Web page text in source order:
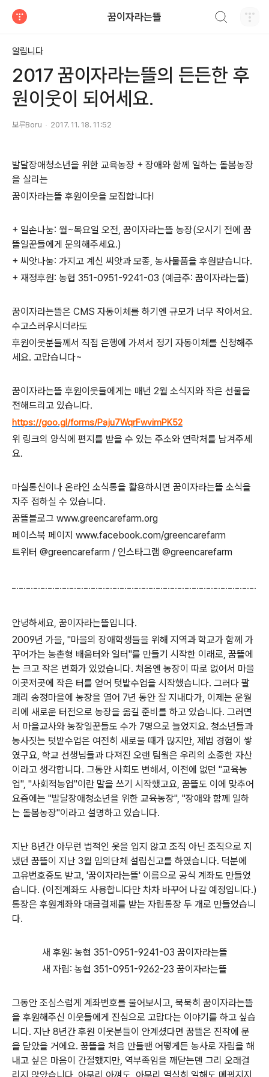
꿈이자라는뜰
알립니다
2017 꿈이자라는뜰의 든든한 후
원이웃이 되어세요.
보루Boru 2017. 11. 18. 11:52
발달장애청소년을 위한 교육농장 + 장애와 함께 일하는 돌봄농장
을 살리는
꿈이자라는뜰 후원이웃을 모집합니다!
+ 일손나눔: 월~목요일 오전, 꿈이자라는뜰 농장(오시기 전에 꿈
뜰일꾼들에게 문의해주세요.)
+ 씨앗나눔: 가지고 계신 씨앗과 모종, 농사물품을 후원받습니다.
+ 재정후원: 농협 351-0951-9241-03 (예금주: 꿈이자라는뜰)
꿈이자라는뜰은 CMS 자동이체를 하기엔 규모가 너무 작아서요.
수고스러우시더라도
후원이웃분들께서 직접 은행에 가셔서 정기 자동이체를 신청해주
세요. 고맙습니다~
꿈이자라는뜰 후원이웃들에게는 매년 2월 소식지와 작은 선물을
전해드리고 있습니다.
https://goo.gl/forms/Paju7WqrFwvimPK52
위 링크의 양식에 편지를 받을 수 있는 주소와 연락처를 남겨주세
요.
마실통신이나 온라인 소식통을 활용하시면 꿈이자라는뜰 소식을
자주 접하실 수 있습니다.
꿈뜰블로그 www.greencarefarm.org
페이스북 페이지 www.facebook.com/greencarefarm
트위터 @greencarefarm / 인스타그램 @greencarefarm
안녕하세요, 꿈이자라는뜰입니다.
2009년 가을, "마을의 장애학생들을 위해 지역과 학교가 함께 가
꾸어가는 농촌형 배움터와 일터"를 만들기 시작한 이래로, 꿈뜰에
는 크고 작은 변화가 있었습니다. 처음엔 농장이 따로 없어서 마을
이곳저곳에 작은 터를 얻어 텃밭수업을 시작했습니다. 그러다 팔
괘리 송정마을에 농장을 열어 7년 동안 잘 지내다가, 이제는 운월
리에 새로운 터전으로 농장을 옮길 준비를 하고 있습니다. 그러면
서 마을교사와 농장일꾼들도 수가 7명으로 늘었지요. 청소년들과
농사짓는 텃밭수업은 여전히 새로울 때가 많지만, 제법 경험이 쌓
였구요, 학교 선생님들과 다져진 오랜 팀웤은 우리의 소중한 자산
이라고 생각합니다. 그동안 사회도 변해서, 이전에 없던 "교육농
업", "사회적농업"이란 말을 쓰기 시작했고요, 꿈뜰도 이에 맞추어
요즘에는 "발달장애청소년을 위한 교육농장", "장애와 함께 일하
는 돌봄농장"이라고 설명하고 있습니다.
지난 8년간 아무런 법적인 옷을 입지 않고 조직 아닌 조직으로 지
냈던 꿈뜰이 지난 3월 임의단체 설립신고를 하였습니다. 덕분에
고유번호증도 받고, '꿈이자라는뜰' 이름으로 공식 계좌도 만들었
습니다. (이전계좌도 사용합니다만 차차 바꾸어 나갈 예정입니다.)
통장은 후원계좌와 대금결제를 받는 자립통장 두 개로 만들었습니
다.
새 후원: 농협 351-0951-9241-03 꿈이자라는뜰
새 자립: 농협 351-0951-9262-23 꿈이자라는뜰
그동안 조심스럽게 계좌번호를 물어보시고, 묵묵히 꿈이자라는뜰
을 후원해주신 이웃들에게 진심으로 고맙다는 이야기를 하고 싶습
니다. 지난 8년간 후원 이웃분들이 안계셨다면 꿈뜰은 진작에 문
을 닫았을 거에요. 꿈뜰을 처음 만들땐 어떻게든 농사로 자립을 해
내고 싶은 마음이 간절했지만, 역부족임을 깨닫는덴 그리 오래걸